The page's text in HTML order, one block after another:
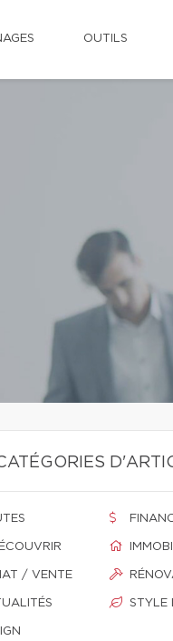
OUTILS
/ VENTE
STYLE